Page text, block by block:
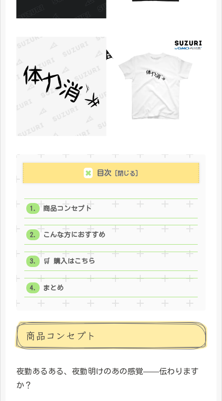
目次
商品コンセプト
こんな方におすすめ
🛒 購入はこちら
まとめ
商品コンセプト
夜勤あるある、夜勤明けのあの感覚——伝わります
か？